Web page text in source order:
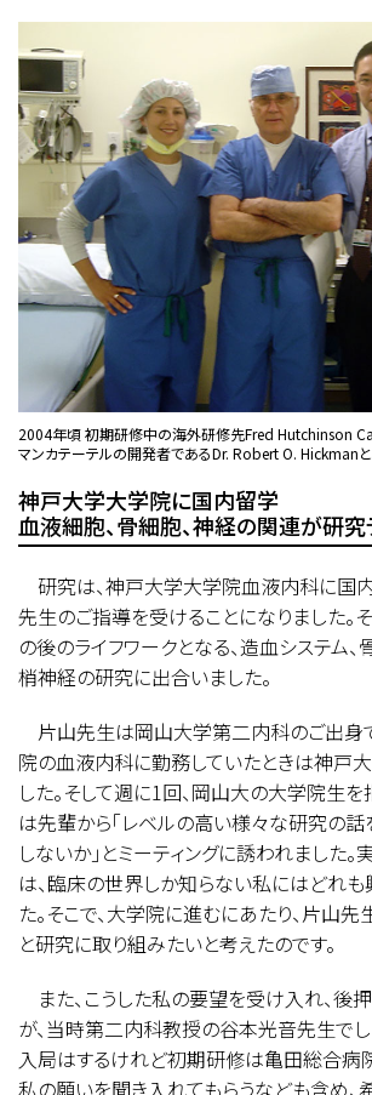
2004年頃 初期研修中の海外研修先Fred Hutchinson
マンカテーテルの開発者であるDr. Robert O. Hickmanと
神戸大学大学院に国内留学
血液細胞、骨細胞、神経の関連が研
研究は、神戸大学大学院血液内科に国
先生のご指導を受けることになりました。
の後のライフワークとなる、造血システム、
梢神経の研究に出合いました。
片山先生は岡山大学第二内科のご出身
院の血液内科に勤務していたときは神戸
した。そして週に1回、岡山大の大学院生を
は先輩から「レベルの高い様々な研究の話
しないか」とミーティングに誘われました
は、臨床の世界しか知らない私にはどれ
た。そこで、大学院に進むにあたり、片山
と研究に取り組みたいと考えたのです。
また、こうした私の要望を受け入れ、後
が、当時第二内科教授の谷本光音先生でし
入局はするけれど初期研修は亀田総合病
私の願いを聞き入れてもらうなども含め、